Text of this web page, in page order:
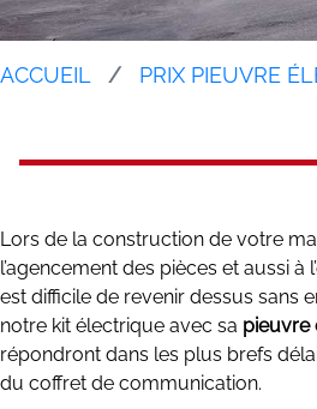
ACCUEIL PRIX PIEUVRE
Lors de la construction de votre
l’agencement des pièces et aussi
est difficile de revenir dessus sans
notre kit électrique avec sa pieuvre
répondront dans les plus brefs
du coffret de communication.